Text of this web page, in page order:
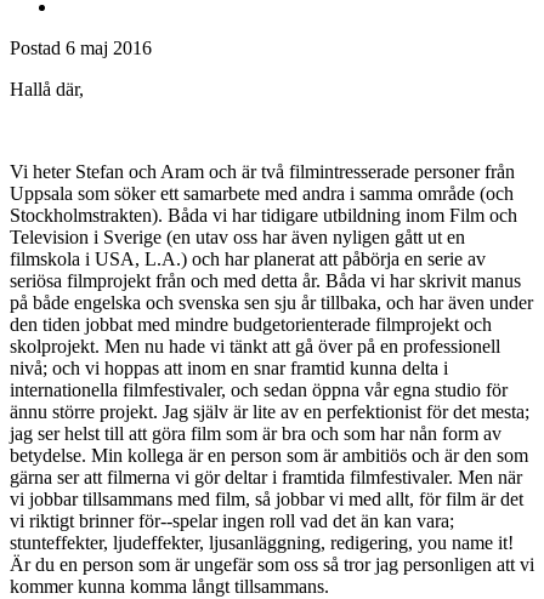
Postad 6 maj 2016
Hallå där,
Vi heter Stefan och Aram och är två filmintresserade personer från
Uppsala som söker ett samarbete med andra i samma område (och
Stockholmstrakten). Båda vi har tidigare utbildning inom Film och
Television i Sverige (en utav oss har även nyligen gått ut en
filmskola i USA, L.A.) och har planerat att påbörja en serie av
seriösa filmprojekt från och med detta år. Båda vi har skrivit manus
på både engelska och svenska sen sju år tillbaka, och har även under
den tiden jobbat med mindre budgetorienterade filmprojekt och
skolprojekt. Men nu hade vi tänkt att gå över på en professionell
nivå; och vi hoppas att inom en snar framtid kunna delta i
internationella filmfestivaler, och sedan öppna vår egna studio för
ännu större projekt. Jag själv är lite av en perfektionist för det mesta;
jag ser helst till att göra film som är bra och som har nån form av
betydelse. Min kollega är en person som är ambitiös och är den som
gärna ser att filmerna vi gör deltar i framtida filmfestivaler. Men när
vi jobbar tillsammans med film, så jobbar vi med allt, för film är det
vi riktigt brinner för--spelar ingen roll vad det än kan vara;
stunteffekter, ljudeffekter, ljusanläggning, redigering, you name it!
Är du en person som är ungefär som oss så tror jag personligen att vi
kommer kunna komma långt tillsammans.